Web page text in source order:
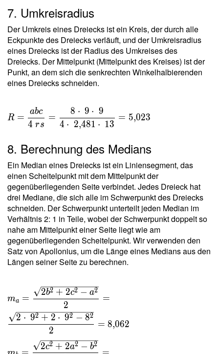
\dfrac{
32{,}249
}{ 13 }
=
2{,}481
7. Umkreisradius
Der Umkreis eines Dreiecks ist ein Kreis, der durch alle
Eckpunkte des Dreiecks verläuft, und der Umkreisradius
eines Dreiecks ist der Radius des Umkreises des
Dreiecks. Der Mittelpunkt (Mittelpunkt des Kreises) ist der
Punkt, an dem sich die senkrechten Winkelhalbierenden
eines Dreiecks schneiden.
R =
\dfrac{
4 \ r s }
\dfrac{
8 \cdot
\ 9
\cdot \
9 }{ 4
\cdot \
2{,}481
\cdot \
13 } =
5{,}023
R =
4 rs
abc
=
4 ⋅ 2,481 ⋅ 13
8 ⋅ 9 ⋅ 9
= 5,023
8. Berechnung des Medians
Ein Median eines Dreiecks ist ein Liniensegment, das
einen Scheitelpunkt mit dem Mittelpunkt der
gegenüberliegenden Seite verbindet. Jedes Dreieck hat
drei Mediane, die sich alle im Schwerpunkt des Dreiecks
schneiden. Der Schwerpunkt unterteilt jeden Median im
Verhältnis 2: 1 in Teile, wobei der Schwerpunkt doppelt so
nahe am Mittelpunkt einer Seite liegt wie am
gegenüberliegenden Scheitelpunkt. Wir verwenden den
Satz von Apollonius, um die Länge eines Medians aus den
Längen seiner Seite zu berechnen.
m_a =
\dfrac{
\sqrt{
2b^2+2c^2
- a^2 } }{ 2
ma =
2
2b2 + 2c2 − a2
=
2
2 ⋅ 92 + 2 ⋅ 92 − 82
= 8,062
2c2 + 2a2 − b2